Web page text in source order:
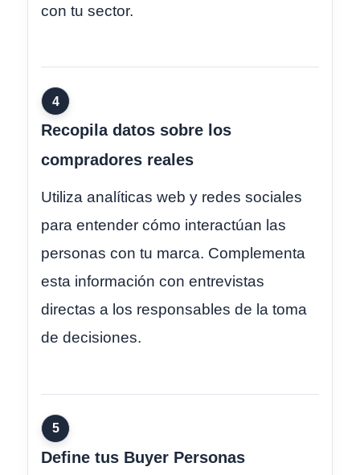
con tu sector.
4
Recopila datos sobre los
compradores reales
Utiliza analíticas web y redes sociales
para entender cómo interactúan las
personas con tu marca. Complementa
esta información con entrevistas
directas a los responsables de la toma
de decisiones.
5
Define tus Buyer Personas